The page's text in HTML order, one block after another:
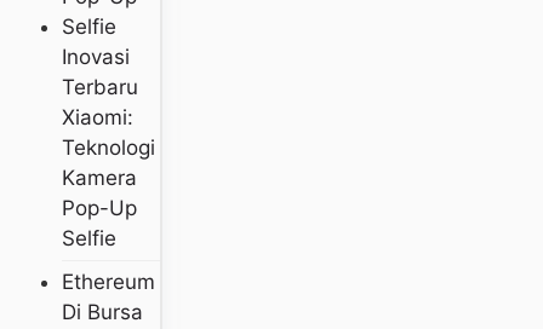
Inovasi
Terbaru
Xiaomi:
Teknologi
Kamera
Pop-Up
Selfie
Ethereum
Di Bursa